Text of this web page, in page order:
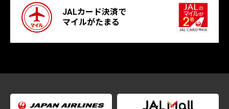
JALカード決済で
マイルがたまる